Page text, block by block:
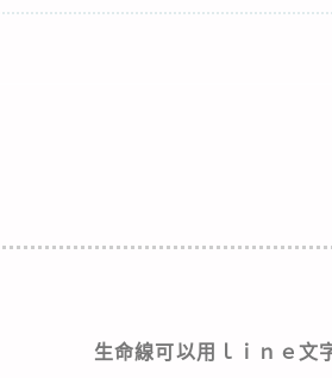
生命線可以用ｌｉｎｅ文